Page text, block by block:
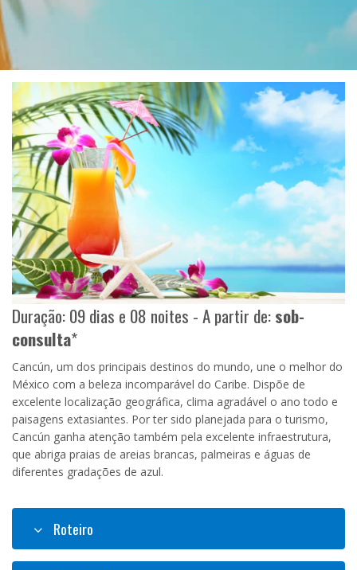
Duração: 09 dias e 08 noites - A partir de:sob-
consulta*
Cancún, um dos principais destinos do mundo, une o melhor do
México com a beleza incomparável do Caribe. Dispõe de
excelente localização geográfica, clima agradável o ano todo e
paisagens extasiantes. Por ter sido planejada para o turismo,
Cancún ganha atenção também pela excelente infraestrutura,
que abriga praias de areias brancas, palmeiras e águas de
diferentes gradações de azul.
Roteiro